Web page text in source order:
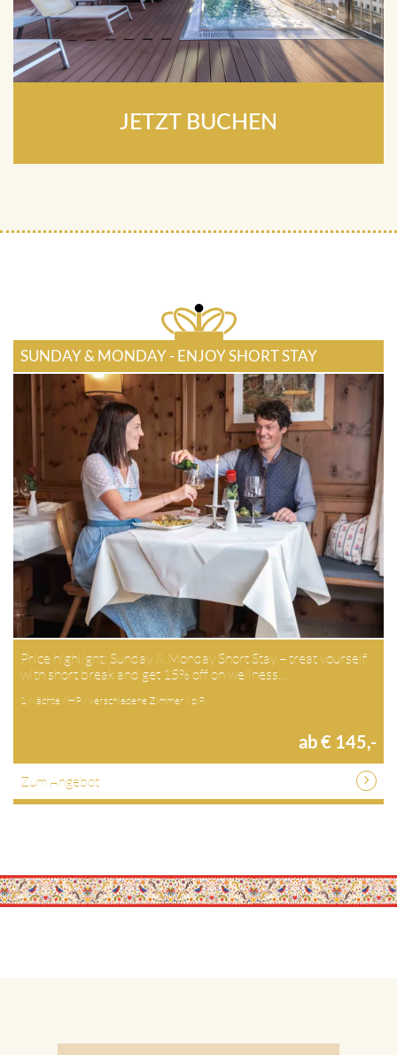
JETZT BUCHEN
SUNDAY & MONDAY - ENJOY SHORT STAY
Price highlight: Sunday & Monday Short Stay – treat yourself
with short break and get 15% off on wellness…
1 Nächte / HP / verschiedene Zimmer / p.P.
ab € 145,-
Zum Angebot